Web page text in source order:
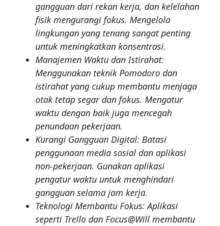
gangguan dari rekan kerja, dan kelelahan
fisik mengurangi fokus. Mengelola
lingkungan yang tenang sangat penting
untuk meningkatkan konsentrasi.
Manajemen Waktu dan Istirahat:
Menggunakan teknik Pomodoro dan
istirahat yang cukup membantu menjaga
otak tetap segar dan fokus. Mengatur
waktu dengan baik juga mencegah
penundaan pekerjaan.
Kurangi Gangguan Digital: Batasi
penggunaan media sosial dan aplikasi
non-pekerjaan. Gunakan aplikasi
pengatur waktu untuk menghindari
gangguan selama jam kerja.
Teknologi Membantu Fokus: Aplikasi
seperti Trello dan Focus@Will membantu